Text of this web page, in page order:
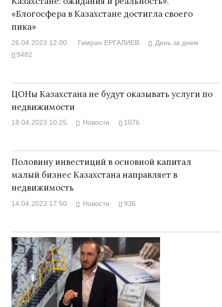
«Блогосфера в Казахстане достигла своего
пика»
26.04.2023 12:00 Гимран ЕРГАЛИЕВ
День за днем
9482
ЦОНы Казахстана не будут оказывать услуги по
недвижимости
18.04.2023 10:25 Новости 1076
Половину инвестиций в основной капитал
малый бизнес Казахстана направляет в
недвижимость
14.04.2023 17:50 Новости 936